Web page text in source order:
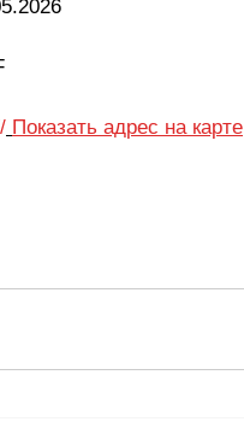
Показать адрес на карте